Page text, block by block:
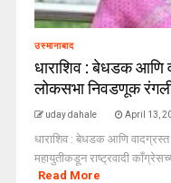
उस्मानाबाद
धाराशिव : बेधडक आणि
लोकसभा निवडणूक
uday dahale April 13,
धाराशिव : बेधडक आणि
महायुतीकडून राष्ट्रवादी
Read More